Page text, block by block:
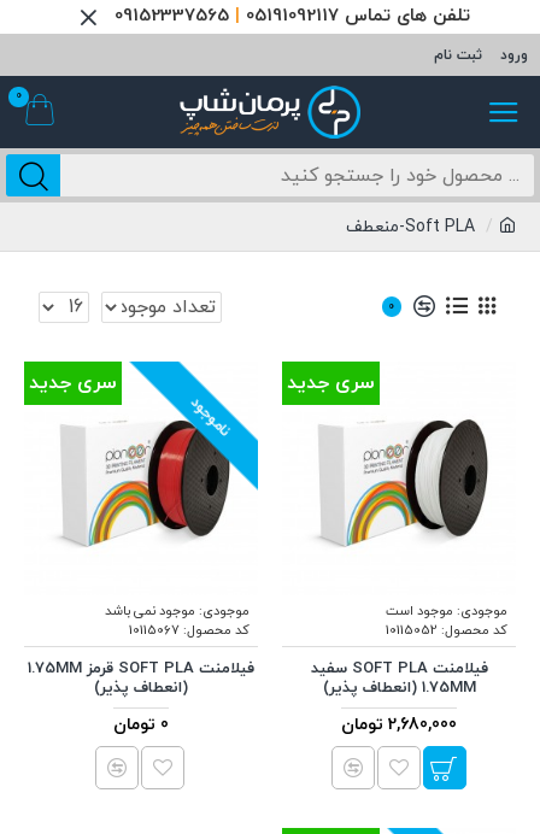
تلفن های تماس 05191092117 09152337565
ورود ثبت نام
0
Soft PLA-منعطف
0
سری جدید
موجودی: موجود است
کد محصول: 10115052
فیلامنت SOFT PLA سفید
1.75MM (انعطاف پذیر)
2,680,000 تومان
سری جدید
ناموجود
موجودی: موجود نمی باشد
کد محصول:10115067
فیلامنت SOFT PLA قرمز 1.75MM
(انعطاف پذیر)
0 تومان